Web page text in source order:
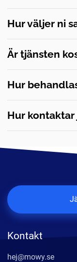
Hur väljer ni
Är tjänsten
Hur
Hur kontaktar
Kontakt
hej@mowy.se